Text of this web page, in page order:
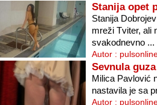
Stanija opet
Stanija
mreži Tviter, ali
svakodnevno ...
Autor :
Sevnula
Milica Pavlović
nastavila je sa
Autor :